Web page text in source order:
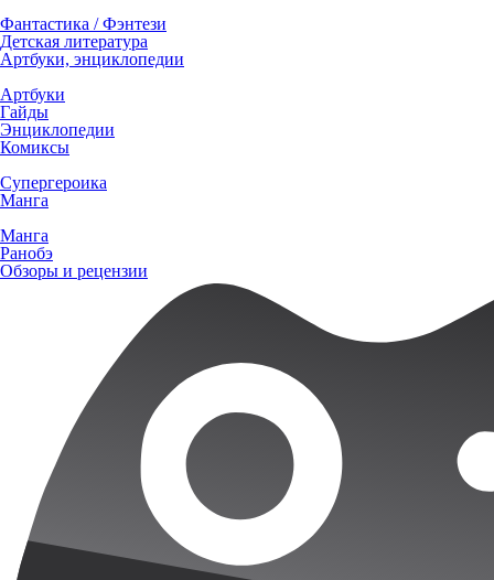
Фантастика / Фэнтези
Детская литература
Артбуки, энциклопедии
Артбуки
Гайды
Энциклопедии
Комиксы
Супергероика
Манга
Манга
Ранобэ
Обзоры и рецензии